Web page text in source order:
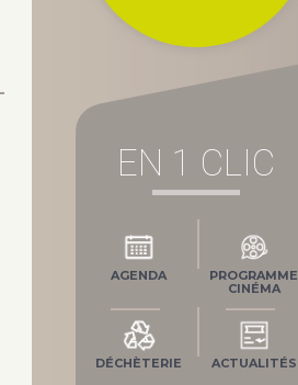
EN 1 CLIC
AGENDA
PROGRAMME
CINÉMA
DÉCHÈTERIE ACTUALITÉS